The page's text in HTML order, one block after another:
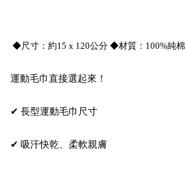
◆尺寸：約15 x 120公分 ◆材質：100%純棉
運動毛巾直接選起來！
✔ 長型運動毛巾尺寸
✔ 吸汗快乾、柔軟親膚